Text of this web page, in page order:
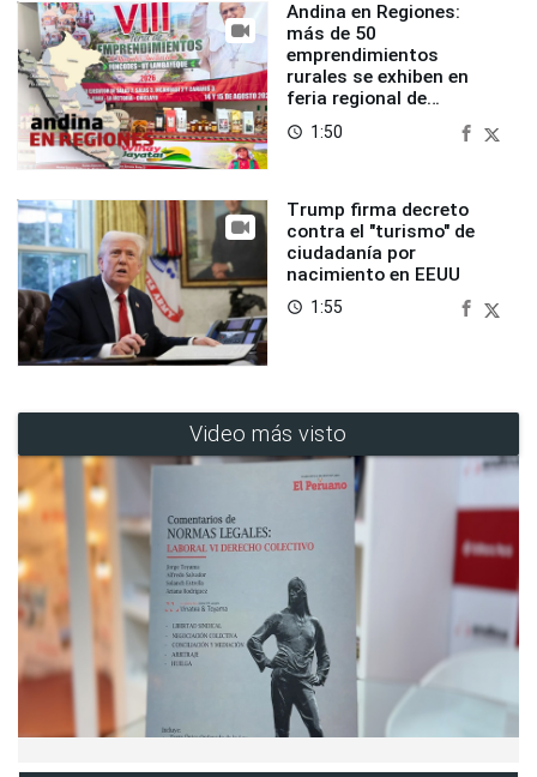
Andina en Regiones:
más de 50
emprendimientos
rurales se exhiben en
feria regional de
Foncodes
access_time 1:50
Trump firma decreto
contra el "turismo" de
ciudadanía por
nacimiento en EEUU
access_time 1:55
Video más visto